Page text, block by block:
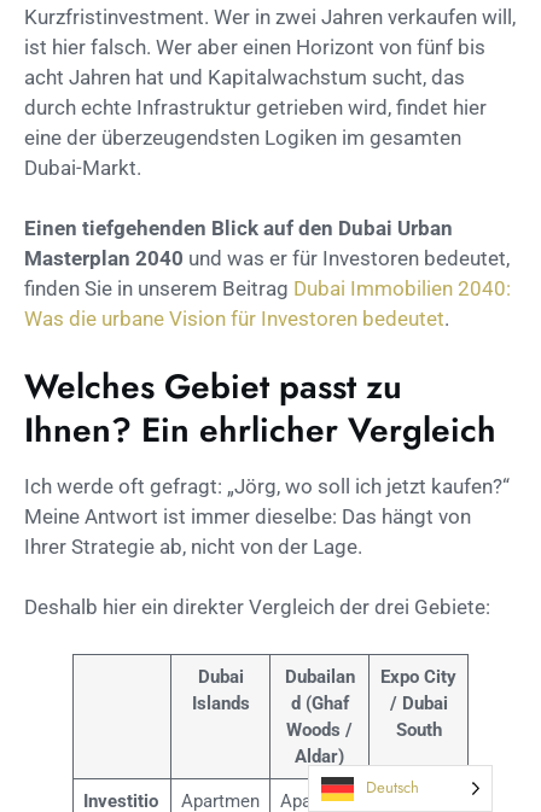
Kurzfristinvestment. Wer in zwei Jahren verkaufen will,
ist hier falsch. Wer aber einen Horizont von fünf bis
acht Jahren hat und Kapitalwachstum sucht, das
durch echte Infrastruktur getrieben wird, findet hier
eine der überzeugendsten Logiken im gesamten
Dubai-Markt.
Einen tiefgehenden Blick auf den Dubai Urban
Masterplan 2040 und was er für Investoren bedeutet,
finden Sie in unserem Beitrag Dubai Immobilien 2040:
Was die urbane Vision für Investoren bedeutet.
Welches Gebiet passt zu
Ihnen? Ein ehrlicher Vergleich
Ich werde oft gefragt: „Jörg, wo soll ich jetzt kaufen?“
Meine Antwort ist immer dieselbe: Das hängt von
Ihrer Strategie ab, nicht von der Lage.
Deshalb hier ein direkter Vergleich der drei Gebiete:
Dubai
Islands
Dubailan
d (Ghaf
Woods /
Aldar)
Expo City
/ Dubai
South
Investitio Apartmen Apartmen
Deutsch